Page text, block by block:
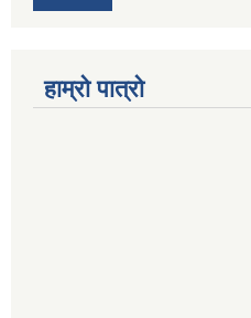
हाम्रो पात्रो